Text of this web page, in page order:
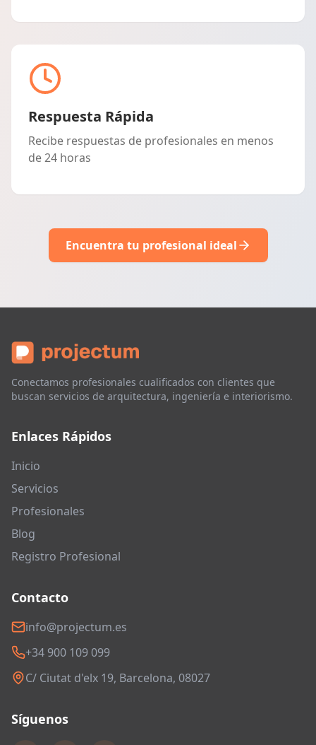
Respuesta Rápida
Recibe respuestas de profesionales en menos
de 24 horas
Encuentra tu profesional ideal
Conectamos profesionales cualificados con clientes que
buscan servicios de arquitectura, ingeniería e interiorismo.
Enlaces Rápidos
Inicio
Servicios
Profesionales
Blog
Registro Profesional
Contacto
info@projectum.es
+34 900 109 099
C/ Ciutat d'elx 19, Barcelona, 08027
Síguenos